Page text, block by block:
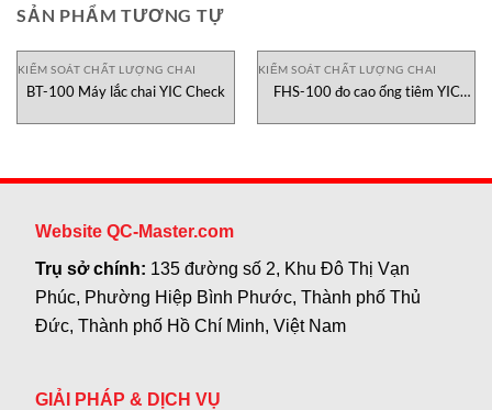
SẢN PHẨM TƯƠNG TỰ
KIỂM SOÁT CHẤT LƯỢNG CHAI
BT-100 Máy lắc chai YIC Check
KIỂM SOÁT CHẤT LƯỢNG CHAI
FHS-100 đo cao ống tiêm YIC
Website QC-Master.com
Trụ sở chính: 135 đường số 2, Khu Đô Thị Vạn
Phúc, Phường Hiệp Bình Phước, Thành phố Thủ
Đức, Thành phố Hồ Chí Minh, Việt Nam
GIẢI PHÁP & DỊCH VỤ